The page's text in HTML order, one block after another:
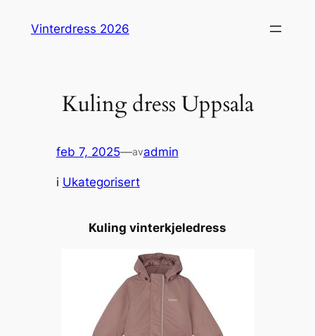
Vinterdress 2026
Kuling dress Uppsala
feb 7, 2025—avadmin
i Ukategorisert
Kuling vinterkjeledress